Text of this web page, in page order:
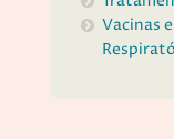
Vacinas